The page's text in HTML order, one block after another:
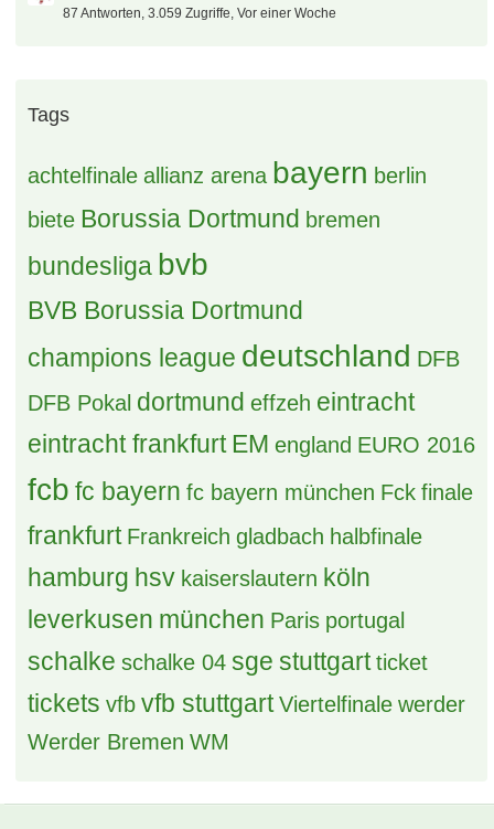
0 Antworten, 97 Zugriffe, Vor 12 Stunden
87 Antworten, 3.059 Zugriffe, Vor einer Woche
Tags
achtelfinale
Borussia Dortmund
bundesliga bvb
BVB Borussia Dortmund
deutschland
DFB Pokal dortmund
eintracht frankfurt EM
fc bayern
frankfurt gladbach halbfinale
hamburg hsv kaiserslautern
leverkusen
münchen
tickets vfb stuttgart